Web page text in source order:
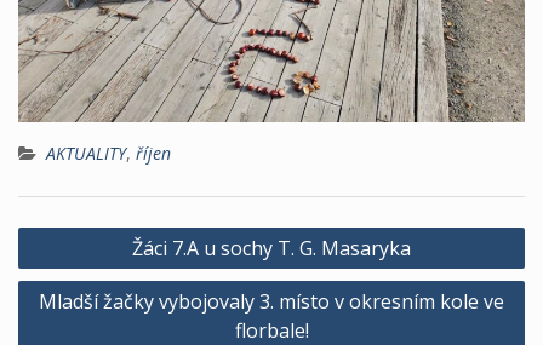
AKTUALITY, říjen
Navigace
pro
příspěvek
Žáci 7.A u sochy T. G. Masaryka
Mladší žačky vybojovaly 3. místo v okresním kole ve
florbale!